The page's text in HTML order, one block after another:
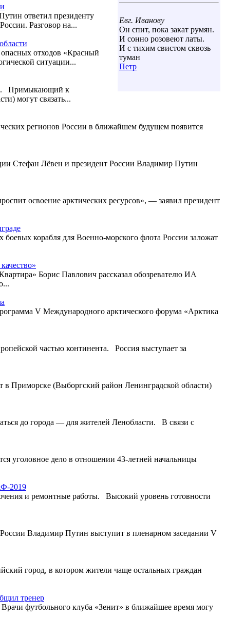
Евг. Иванову
Он спит, пока закат румян.
И сонно розовеют латы.
И с тихим свистом сквозь
туман
Петр
ответил президенту
Разговор на...
отходов «Красный
ситуации...
Примыкающий к
могут связать...
регионов России в ближайшем будущем появится
Стефан Лёвен и президент России Владимир Путин
освоение арктических ресурсов», — заявил президент
корабля для Военно-морского флота России заложат
Борис Павлович рассказал обозревателю ИА
V Международного арктического форума «Арктика
частью континента. Россия выступает за
Приморске (Выборгский район Ленинградской области)
до города — для жителей Ленобласти. В связи с
уголовное дело в отношении 43-летней начальницы
2019
и ремонтные работы. Высокий уровень готовности
Владимир Путин выступит в пленарном заседании V
город, в котором жители чаще остальных граждан
тренер
футбольного клуба «Зенит» в ближайшее время могу